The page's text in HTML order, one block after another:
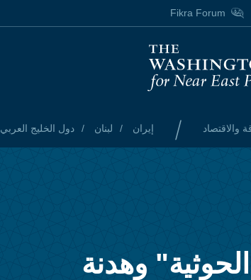
والاقتصاد / إيران لبنان دول الخليج العربي
Fikra Forum
وهدنة